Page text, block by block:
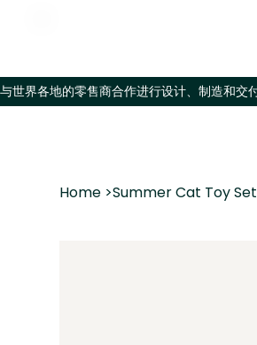
Home >Summer Cat Toy Set